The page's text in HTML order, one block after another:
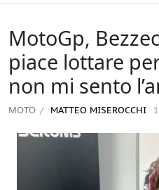
MotoGp,
piace lottare
non mi sento
MOTO MATTEO MISEROCCHI